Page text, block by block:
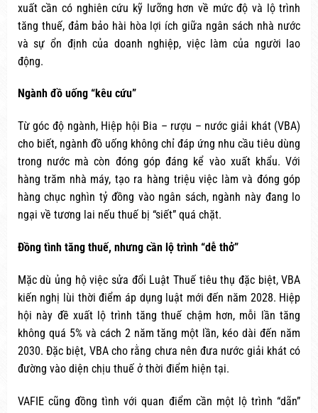
xuất cần có nghiên cứu kỹ lưỡng hơn về mức độ và lộ trình
tăng thuế, đảm bảo hài hòa lợi ích giữa ngân sách nhà nước
và sự ổn định của doanh nghiệp, việc làm của người lao
động.
Ngành đồ uống “kêu cứu”
Từ góc độ ngành, Hiệp hội Bia – rượu – nước giải khát (VBA)
cho biết, ngành đồ uống không chỉ đáp ứng nhu cầu tiêu dùng
trong nước mà còn đóng góp đáng kể vào xuất khẩu. Với
hàng trăm nhà máy, tạo ra hàng triệu việc làm và đóng góp
hàng chục nghìn tỷ đồng vào ngân sách, ngành này đang lo
ngại về tương lai nếu thuế bị “siết” quá chặt.
Đồng tình tăng thuế, nhưng cần lộ trình “dễ thở”
Mặc dù ủng hộ việc sửa đổi Luật Thuế tiêu thụ đặc biệt, VBA
kiến nghị lùi thời điểm áp dụng luật mới đến năm 2028. Hiệp
hội này đề xuất lộ trình tăng thuế chậm hơn, mỗi lần tăng
không quá 5% và cách 2 năm tăng một lần, kéo dài đến năm
2030. Đặc biệt, VBA cho rằng chưa nên đưa nước giải khát có
đường vào diện chịu thuế ở thời điểm hiện tại.
VAFIE cũng đồng tình với quan điểm cần một lộ trình “dãn”